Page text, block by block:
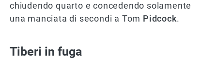
chiudendo quarto e concedendo solamente
una manciata di secondi a Tom Pidcock.
Tiberi in fuga